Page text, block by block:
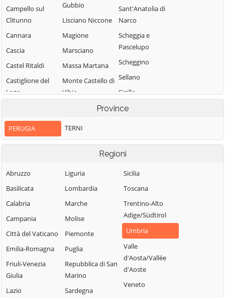
Campello sul
Clitunno
Cannara
Cascia
Castel Ritaldi
Castiglione del
Lago
Spoleto
Citerna
Deruta
Fossato di Vico
Fratta Todina
Gubbio
Lisciano Niccone
Magione
Marsciano
Massa Martana
Monte Castello di
Vibio
Monte Santa
Monteleone di
Montone
Nocera Umbra
Norcia
Paciano
Panicale
Passignano sul
Trasimeno
Perugia
Piegaro
Sant'Anatolia di
Narco
Scheggia e
Pascelupo
Scheggino
Sellano
Sigillo
Spello
Torgiano
Valfabbrica
Vallo di Nera
Valtopina
Province
PERUGIA TERNI
Regioni
Abruzzo
Basilicata
Calabria
Campania
Città del Vaticano
Emilia-Romagna
Friuli-Venezia
Giulia
Lazio
Liguria
Lombardia
Marche
Molise
Piemonte
Puglia
Repubblica di San
Marino
Sardegna
Sicilia
Toscana
Trentino-Alto
Adige/Südtirol
Umbria
Valle
d'Aosta/Vallée
d'Aoste
Veneto